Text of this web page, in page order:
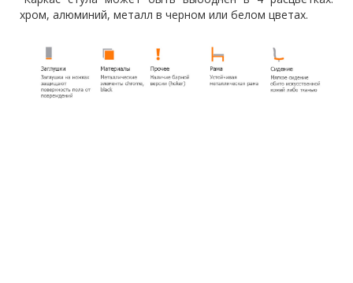
хром, алюминий, металл в черном или белом цветах.